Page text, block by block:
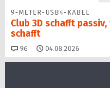
9-METER-USB4-KABEL
Club 3D schafft
schafft
96 Kommentare
04.08.2026